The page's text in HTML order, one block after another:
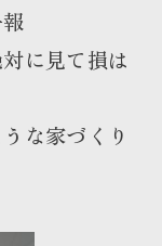
に見て損は
な家づくり